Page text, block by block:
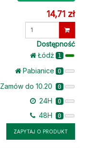
14,71 zł
Wprowadź
Dostępność
Łódż 1
Pabianice 0
Zamów do 10.20 0
24H 0
48H 0
ZAPYTAJ O PRODUKT